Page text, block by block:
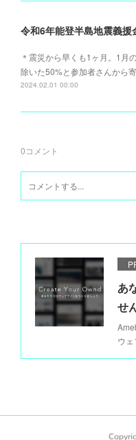
令和6年能登半島地震義援
＊震災から早くも1ヶ月。1月
除いた50%と参加者さんから
2024.02.01 00:00
0コメント
あ
せ
ウェ